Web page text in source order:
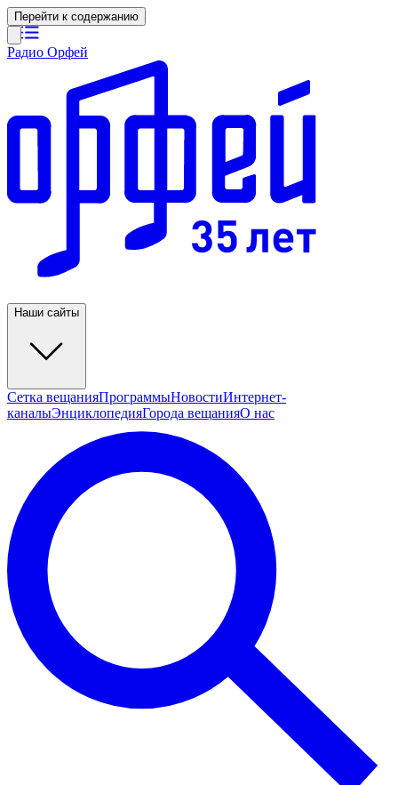
Перейти к содержанию
Радио Орфей
Наши сайты
Сетка вещанияПрограммыНовостиИнтернет-
каналыЭнциклопедияГорода вещанияО нас